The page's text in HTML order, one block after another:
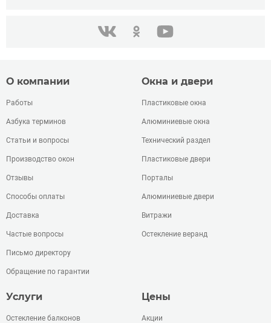
в контакте одноклассники youtube
О компании
Работы
Азбука терминов
Статьи и вопросы
Производство окон
Отзывы
Способы оплаты
Доставка
Частые вопросы
Письмо директору
Обращение по гарантии
Окна и двери
Пластиковые окна
Алюминиевые окна
Технический раздел
Пластиковые двери
Порталы
Алюминиевые двери
Витражи
Остекление веранд
Услуги
Остекление балконов
Цены
Акции